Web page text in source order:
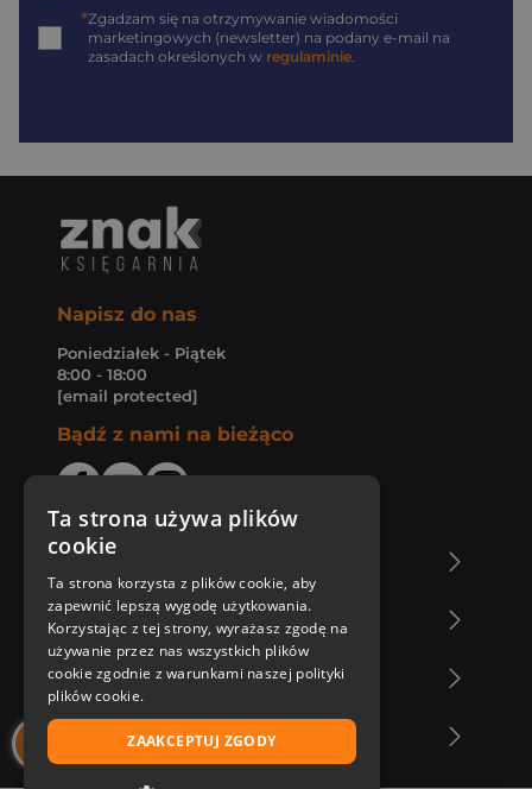
*Zgadzam się na otrzymywanie wiadomości
marketingowych (newsletter) na podany e-mail na
zasadach określonych w regulaminie.
Napisz do nas
Poniedziałek - Piątek
8:00 - 18:00
[email protected]
Bądź z nami na bieżąco
Zakupy u nas
Nasza oferta
Nasi autorzy
Ta strona używa plików
cookie
Ta strona korzysta z plików cookie, aby
zapewnić lepszą wygodę użytkowania.
Korzystając z tej strony, wyrażasz zgodę na
używanie przez nas wszystkich plików
cookie zgodnie z warunkami naszej polityki
plików cookie.
ZAAKCEPTUJ ZGODY